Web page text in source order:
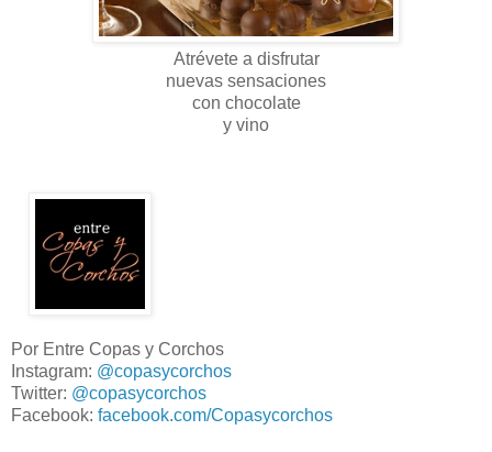
Atrévete a disfrutar
nuevas sensaciones
con chocolate
y vino
Por Entre Copas y Corchos
Instagram: @copasycorchos
Twitter: @copasycorchos
Facebook: facebook.com/Copasycorchos